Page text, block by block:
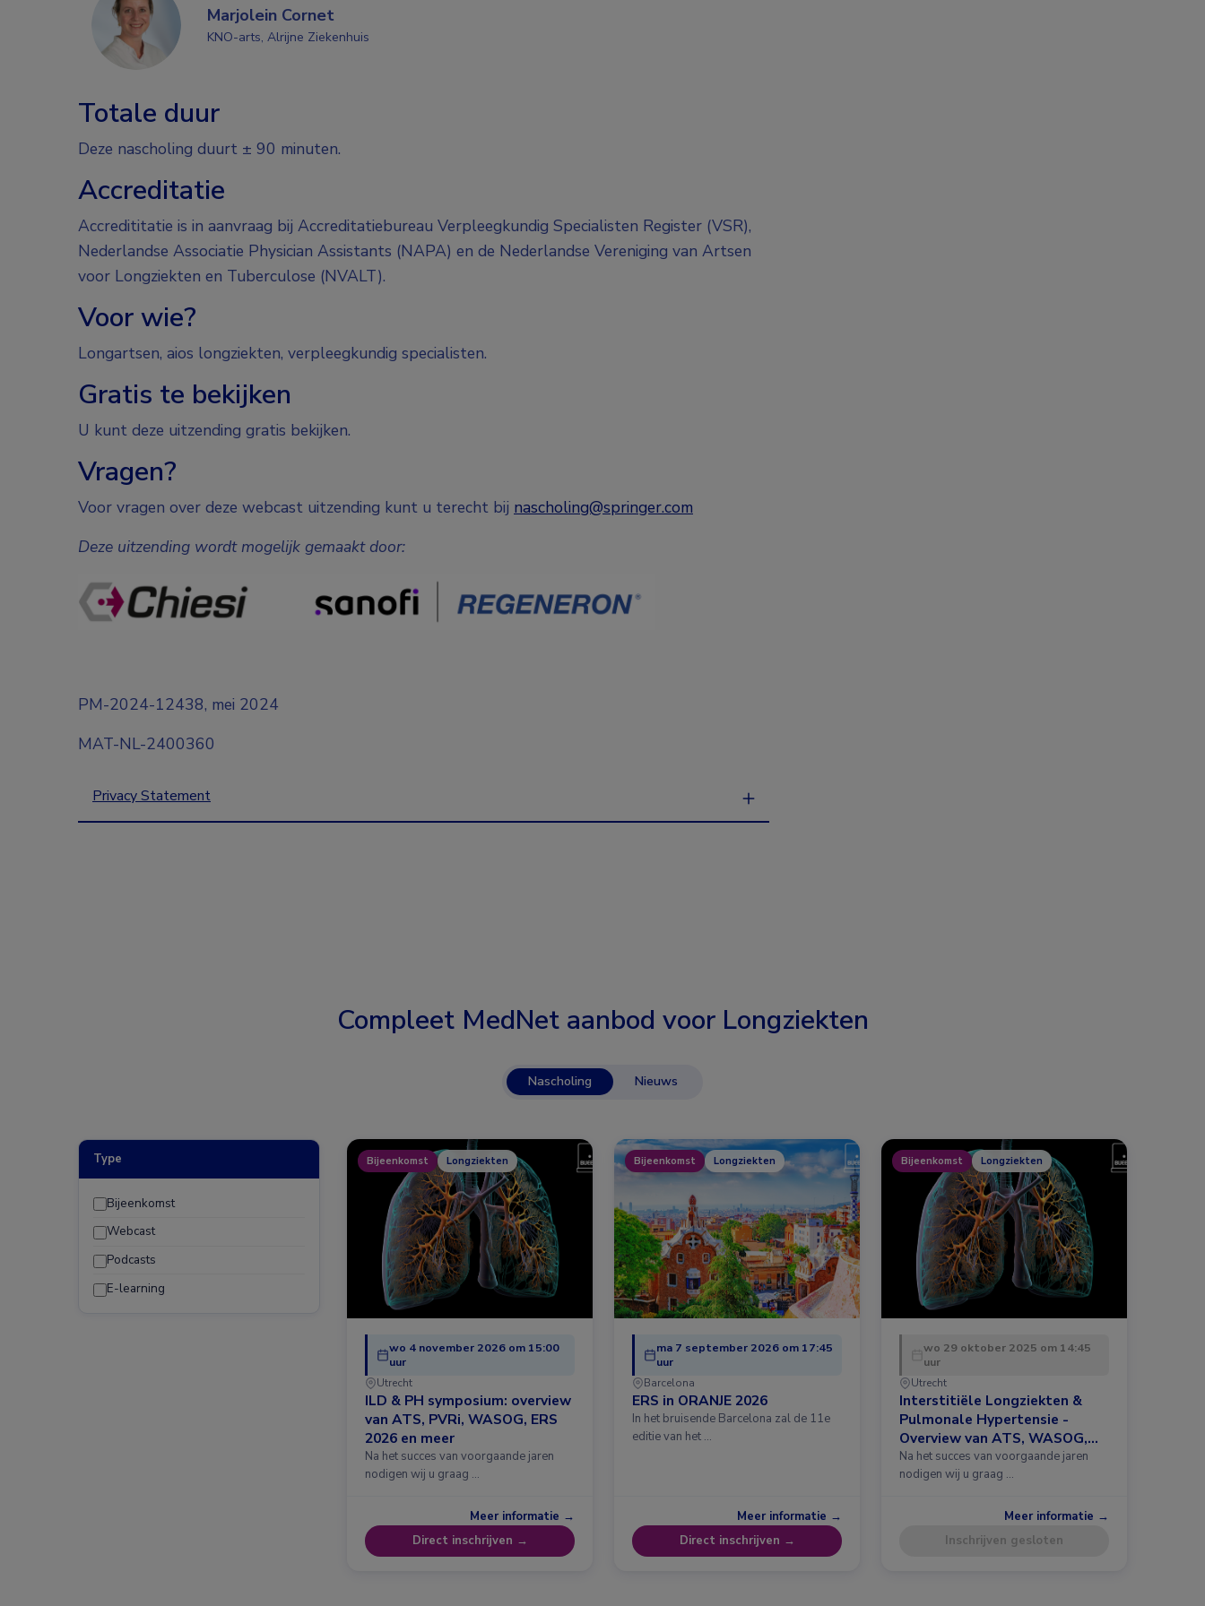
Marjolein Cornet
KNO-arts, Alrijne Ziekenhuis
Totale duur
Deze nascholing duurt ± 90 minuten.
Accreditatie
Accredititatie is in aanvraag bij Accreditatiebureau Verpleegkundig Specialisten Register (VSR),
Nederlandse Associatie Physician Assistants (NAPA) en de Nederlandse Vereniging van Artsen
voor Longziekten en Tuberculose (NVALT).
Voor wie?
Longartsen, aios longziekten, verpleegkundig specialisten.
Gratis te bekijken
U kunt deze uitzending gratis bekijken.
Vragen?
Voor vragen over deze webcast uitzending kunt u terecht bij nascholing@springer.com
Deze uitzending wordt mogelijk gemaakt door:
PM-2024-12438, mei 2024
MAT-NL-2400360
Privacy Statement
Compleet MedNet aanbod voor Longziekten
Nascholing Nieuws
Type
Bijeenkomst
Webcast
Podcasts
E-learning
Bijeenkomst Longziekten
wo 4 november 2026 om 15:00
uur
Utrecht
ILD & PH symposium: overview
van ATS, PVRi, WASOG, ERS
2026 en meer
Na het succes van voorgaande jaren
nodigen wij u graag …
Meer informatie →
Direct inschrijven →
Bijeenkomst Longziekten
ma 7 september 2026 om 17:45
uur
Barcelona
ERS in ORANJE 2026
In het bruisende Barcelona zal de 11e
editie van het …
Meer informatie →
Direct inschrijven →
Bijeenkomst Longziekten
wo 29 oktober 2025 om 14:45
uur
Utrecht
Interstitiële Longziekten &
Pulmonale Hypertensie -
Overview van ATS, WASOG,
ERS 2025 en meer
Na het succes van voorgaande jaren
nodigen wij u graag …
Meer informatie →
Inschrijven gesloten